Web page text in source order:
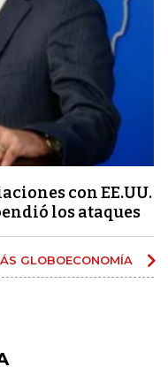
con EE.UU.
los ataques
GLOBOECONOMÍA